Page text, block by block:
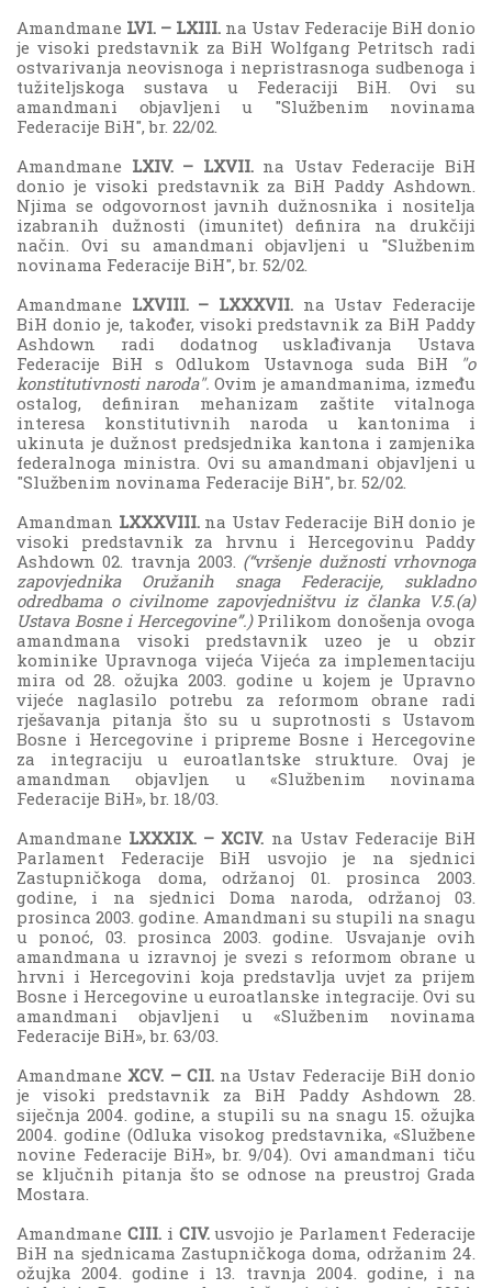
Amandmane LVI. – LXIII. na Ustav Federacije BiH donio
je visoki predstavnik za BiH Wolfgang Petritsch radi
ostvarivanja neovisnoga i nepristrasnoga sudbenoga i
tužiteljskoga sustava u Federaciji BiH. Ovi su
amandmani objavljeni u "Službenim novinama
Federacije BiH", br. 22/02.
Amandmane LXIV. – LXVII. na Ustav Federacije BiH
donio je visoki predstavnik za BiH Paddy Ashdown.
Njima se odgovornost javnih dužnosnika i nositelja
izabranih dužnosti (imunitet) definira na drukčiji
način. Ovi su amandmani objavljeni u "Službenim
novinama Federacije BiH", br. 52/02.
Amandmane LXVIII. – LXXXVII. na Ustav Federacije
BiH donio je, također, visoki predstavnik za BiH Paddy
Ashdown radi dodatnog usklađivanja Ustava
Federacije BiH s Odlukom Ustavnoga suda BiH
"o
konstitutivnosti naroda". Ovim je amandmanima, između
ostalog, definiran mehanizam zaštite vitalnoga
interesa konstitutivnih naroda u kantonima i
ukinuta je dužnost predsjednika kantona i zamjenika
federalnoga ministra. Ovi su amandmani objavljeni u
"Službenim novinama Federacije BiH", br. 52/02.
Amandman LXXXVIII.na Ustav Federacije BiH donio je
visoki predstavnik za hrvnu i Hercegovinu Paddy
Ashdown 02. travnja 2003. (“vršenje dužnosti vrhovnoga
zapovjednika Oružanih snaga Federacije, sukladno
odredbama o civilnome zapovjedništvu iz članka V.5.(a)
Ustava Bosne i Hercegovine”.)Prilikom donošenja ovoga
amandmana visoki predstavnik uzeo je u obzir
kominike Upravnoga vijeća Vijeća za implementaciju
mira od 28. ožujka 2003. godine u kojem je Upravno
vijeće naglasilo potrebu za reformom obrane radi
rješavanja pitanja što su u suprotnosti s Ustavom
Bosne i Hercegovine i pripreme Bosne i Hercegovine
za integraciju u euroatlantske strukture. Ovaj je
amandman objavljen u «Službenim novinama
Federacije BiH», br. 18/03.
Amandmane LXXXIX. – XCIV. na Ustav Federacije BiH
Parlament Federacije BiH usvojio je na sjednici
Zastupničkoga doma, održanoj 01. prosinca 2003.
godine, i na sjednici Doma naroda, održanoj 03.
prosinca 2003. godine. Amandmani su stupili na snagu
u ponoć, 03. prosinca 2003. godine. Usvajanje ovih
amandmana u izravnoj je svezi s reformom obrane u
hrvni i Hercegovini koja predstavlja uvjet za prijem
Bosne i Hercegovine u euroatlanske integracije. Ovi su
amandmani objavljeni u «Službenim novinama
Federacije BiH», br. 63/03.
AmandmaneXCV. – CII.na Ustav Federacije BiH donio
je visoki predstavnik za BiH Paddy Ashdown 28.
siječnja 2004. godine, a stupili su na snagu 15. ožujka
2004. godine (Odluka visokog predstavnika, «Službene
novine Federacije BiH», br. 9/04). Ovi amandmani tiču
se ključnih pitanja što se odnose na preustroj Grada
Mostara.
Amandmane CIII. i CIV.usvojio je Parlament Federacije
BiH na sjednicama Zastupničkoga doma, održanim 24.
ožujka 2004. godine i 13. travnja 2004. godine, i na